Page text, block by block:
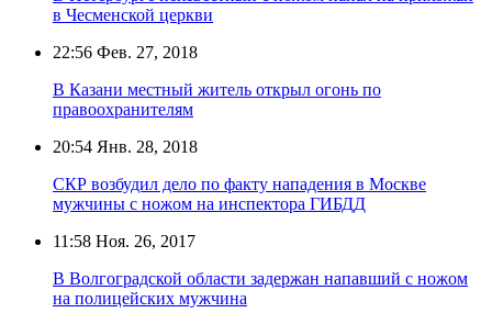
в Чесменской церкви
22:56 Фев. 27, 2018
В Казани местный житель открыл огонь по
правоохранителям
20:54 Янв. 28, 2018
СКР возбудил дело по факту нападения в Москве
мужчины с ножом на инспектора ГИБДД
11:58 Ноя. 26, 2017
В Волгоградской области задержан напавший с ножом
на полицейских мужчина